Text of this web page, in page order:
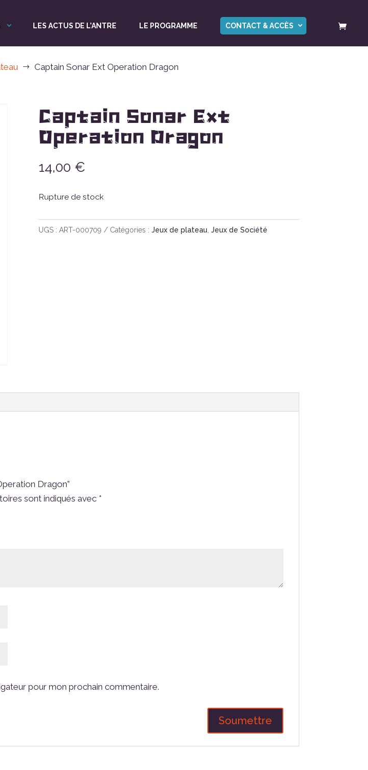
LES ACTUS DE L’ANTRE LE PROGRAMME CONTACT & ACCÈS
$ Captain Sonar Ext Operation Dragon
Captain Sonar Ext
Operation Dragon
14,00 €
Rupture de stock
UGS : ART-000709 Catégories : Jeux de plateau, Jeux de Société
Dragon”
sont indiqués avec *
pour mon prochain commentaire.